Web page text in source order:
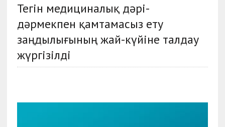
Тегін медициналық дәрі-
дәрмекпен қамтамасыз ету
заңдылығының жай-күйіне талдау
жүргізілді